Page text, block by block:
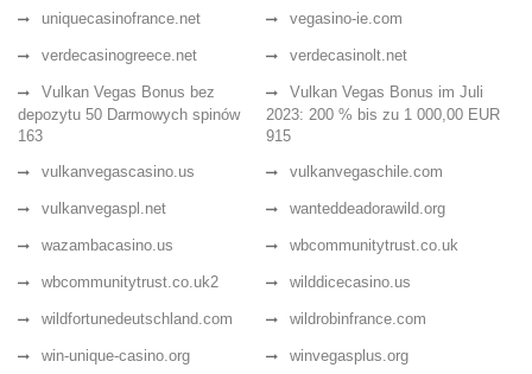
uniquecasinofrance.net vegasino-ie.com
verdecasinogreece.net verdecasinolt.net
Vulkan Vegas Bonus bez
depozytu 50 Darmowych spinów
163
Vulkan Vegas Bonus im Juli
2023: 200 % bis zu 1 000,00 EUR
915
vulkanvegascasino.us
vulkanvegaschile.com
vulkanvegaspl.net wanteddeadorawild.org
wazambacasino.us wbcommunitytrust.co.uk
wbcommunitytrust.co.uk2 wilddicecasino.us
wildfortunedeutschland.com wildrobinfrance.com
win-unique-casino.org winvegasplus.org